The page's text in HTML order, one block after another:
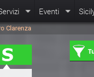
Eventi
Clarenza